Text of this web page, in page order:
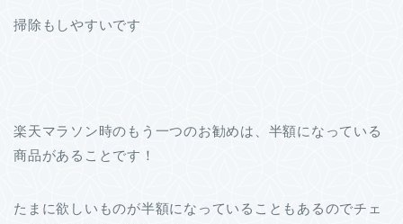
掃除もしやすいです
楽天マラソン時のもう一つのお勧めは、半額になっている
商品があることです！
たまに欲しいものが半額になっていることもあるのでチェ